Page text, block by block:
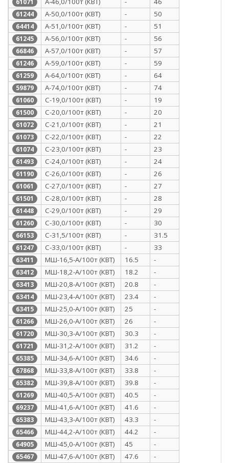
61071
61244 А-50,0/100т (КВТ) - 50
64414 А-51,0/100т (КВТ) - 51
61245 А-56,0/100т (КВТ) - 56
66846 А-57,0/100т (КВТ) - 57
61246 А-59,0/100т (КВТ) - 59
61259 А-64,0/100т (КВТ) - 64
59879 А-74,0/100т (КВТ) - 74
61060 С-19,0/100т (КВТ) - 19
61500 С-20,0/100т (КВТ) - 20
61072 С-21,0/100т (КВТ) - 21
61073 С-22,0/100т (КВТ) - 22
61074 С-23,0/100т (КВТ) - 23
61493 С-24,0/100т (КВТ) - 24
61190 С-26,0/100т (КВТ) - 26
61061 С-27,0/100т (КВТ) - 27
61501 С-28,0/100т (КВТ) - 28
61448 С-29,0/100т (КВТ) - 29
61260 С-30,0/100т (КВТ) - 30
66153 С-31,5/100т (КВТ) - 31.5
61247 С-33,0/100т (КВТ) - 33
63411 МШ-16,5-А/100т (КВТ) 16.5 -
63412 МШ-18,2-А/100т (КВТ) 18.2 -
63413 МШ-20,8-А/100т (КВТ) 20.8 -
63414 МШ-23,4-А/100т (КВТ) 23.4 -
63415 МШ-25,0-А/100т (КВТ) 25 -
61266 МШ-26,0-А/100т (КВТ) 26 -
61720 МШ-30,3-А/100т (КВТ) 30.3 -
61721 МШ-31,2-А/100т (КВТ) 31.2 -
65385 МШ-34,6-А/100т (КВТ) 34.6 -
67868 МШ-33,8-А/100т (КВТ) 33.8 -
65382 МШ-39,8-А/100т (КВТ) 39.8 -
61269 МШ-40,5-А/100т (КВТ) 40.5 -
69237 МШ-41,6-А/100т (КВТ) 41.6 -
65383 МШ-43,3-А/100т (КВТ) 43.3 -
65466 МШ-44,2-А/100т (КВТ) 44.2 -
64905 МШ-45,0-А/100т (КВТ) 45 -
65467 МШ-47,6-А/100т (КВТ) 47.6 -